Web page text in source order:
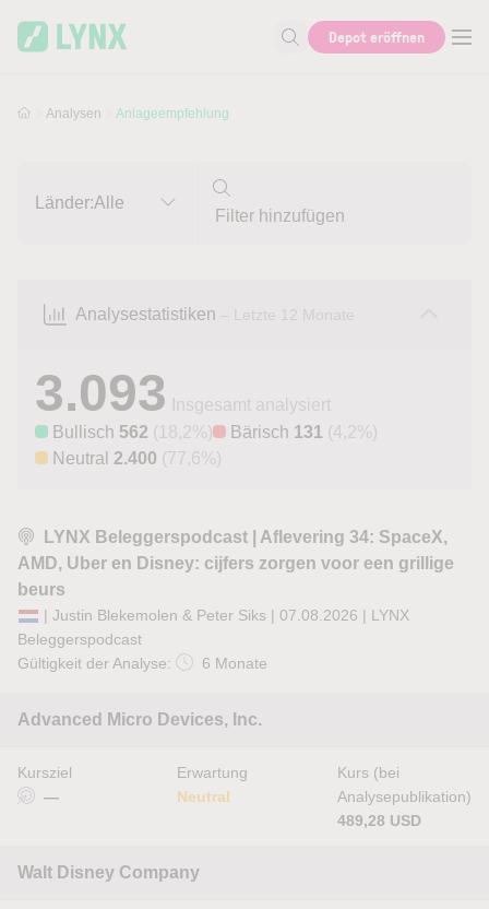
Suche nach Aktie, Autor...
Depot eröffnen
Analysen Anlageempfehlung
Länder:Alle
Analysestatistiken – Letzte 12 Monate
3.093
Insgesamt analysiert
Bullisch 562 (18,2%) Bärisch 131 (4,2%)
Neutral 2.400 (77,6%)
LYNX Beleggerspodcast | Aflevering 34: SpaceX,
AMD, Uber en Disney: cijfers zorgen voor een grillige
beurs
| Justin Blekemolen & Peter Siks | 07.08.2026 | LYNX
Beleggerspodcast
Gültigkeit der Analyse:
6 Monate
Advanced Micro Devices, Inc.
Kursziel
—
Erwartung
Neutral
Kurs (bei
Analysepublikation)
489,28 USD
Walt Disney Company